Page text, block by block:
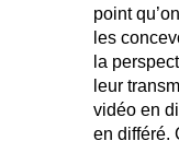
point
les
la
leur
vidéo en
en différé.